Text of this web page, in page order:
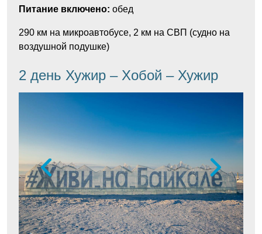
Питание включено: обед
290 км на микроавтобусе, 2 км на СВП (судно на
воздушной подушке)
2 день Хужир – Хобой – Хужир